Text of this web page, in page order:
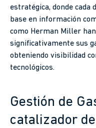
estratégica, donde cada
base en información
como Herman Miller
significativamente sus
obteniendo visibilidad
tecnológicos.
Gestión de
catalizador